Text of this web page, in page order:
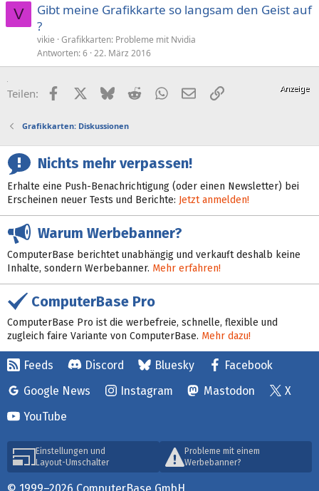
V
Gibt meine Grafikkarte so langsam den Geist auf
?
vikie Grafikkarten: Probleme mit Nvidia
Antworten 6 22. März 2016
Teilen: FacebookX (Twitter)
BlueskyRedditWhatsApp
E-MailLink
Grafikkarten: Diskussionen
Nichts mehr verpassen!
Erhalte eine Push-Benachrichtigung (oder einen Newsletter) bei
Erscheinen neuer Tests und Berichte: Jetzt anmelden!
Warum Werbebanner?
ComputerBase berichtet unabhängig und verkauft deshalb keine
Inhalte, sondern Werbebanner. Mehr erfahren!
ComputerBase Pro
ComputerBase Pro ist die werbefreie, schnelle, flexible und
zugleich faire Variante von ComputerBase. Mehr dazu!
Feeds Discord Bluesky
Facebook
Google News
Instagram Mastodon
X
YouTube
Einstellungen und
Layout-Umschalter
Probleme mit einem
Werbebanner?